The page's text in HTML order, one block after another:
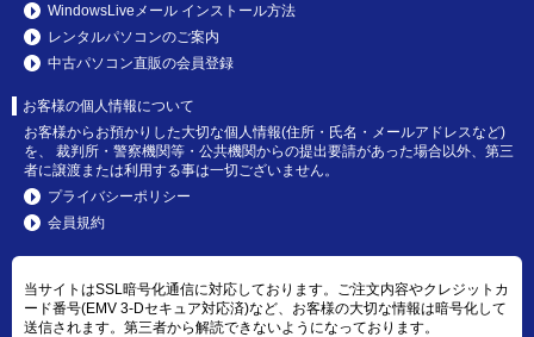
WindowsLiveメール インストール方法
レンタルパソコンのご案内
中古パソコン直販の会員登録
お客様の個人情報について
お客様からお預かりした大切な個人情報(住所・氏名・メールアドレスなど)
を、 裁判所・警察機関等・公共機関からの提出要請があった場合以外、第三
者に譲渡または利用する事は一切ございません。
プライバシーポリシー
会員規約
当サイトはSSL暗号化通信に対応しております。ご注文内容やクレジットカ
ード番号(EMV 3-Dセキュア対応済)など、お客様の大切な情報は暗号化して
送信されます。第三者から解読できないようになっております。